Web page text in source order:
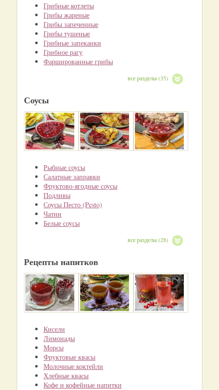
Грибные котлеты
Грибы жареные
Грибы запеченные
Грибы тушеные
Грибные запеканки
Грибное рагу
Фаршированные грибы
все разделы (35)
Соусы
Рыбные соусы
Салатные заправки
Фруктово-ягодные соусы
Подливы
Соусы Песто (Pesto)
Чатни
Белые соусы
все разделы (28)
Рецепты напитков
Кисели
Лимонады
Морсы
Фруктовые квасы
Молочные коктейли
Хлебные квасы
Кофе и кофейные напитки